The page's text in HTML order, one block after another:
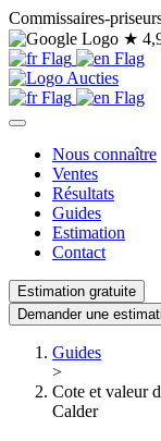
Commissaires-
★
Nous connaître
Ventes
Résultats
Guides
Estimation
Contact
Estimation gratuite
Demander une
Guides
>
Cote et valeur
Calder